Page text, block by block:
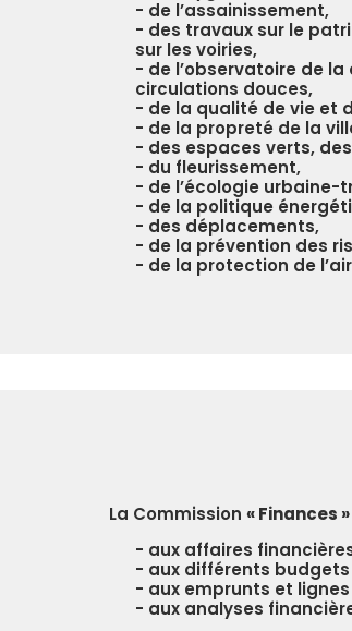
de l’assainissement,
des travaux sur le
sur les voiries,
de l’observatoire de
circulations douces,
de la qualité de vie et
de la propreté de la
des espaces verts,
du fleurissement,
de l’écologie
de la politique
des déplacements,
de la prévention des
de la protection de
La Commission « Finances »
aux affaires
aux différents
aux emprunts et
aux analyses